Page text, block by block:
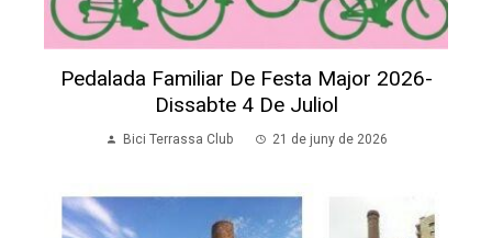
Pedalada Familiar De Festa Major 2026-
Dissabte 4 De Juliol
Bici Terrassa Club 21 de juny de 2026